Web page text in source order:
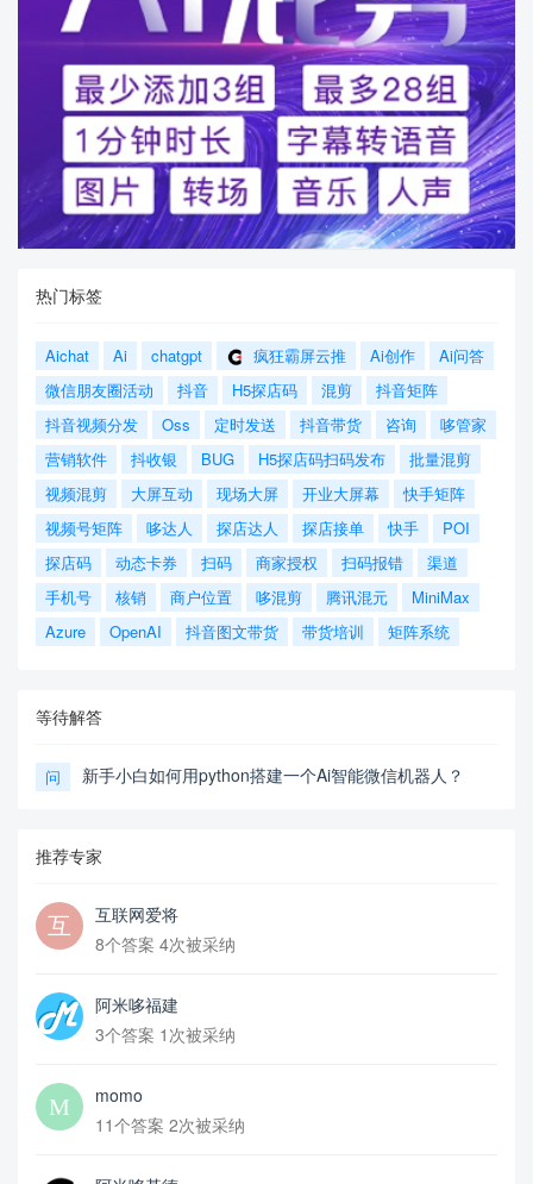
热门标签
Aichat Ai chatgpt 疯狂霸屏云推 Ai创作
Ai问答
微信朋友圈活动
抖音 H5探店码 混剪
抖音矩阵
抖音视频分发
Oss 定时发送 抖音带货 咨询
哆管家
营销软件
抖收银 BUG H5探店码扫码发布
批量混剪
视频混剪
大屏互动 现场大屏 开业大屏幕
快手矩阵
视频号矩阵
哆达人 探店达人 探店接单 快手
POI
探店码
动态卡券 扫码 商家授权 扫码报错
渠道
手机号
核销 商户位置 哆混剪 腾讯混元
MiniMax
Azure
OpenAI 抖音图文带货 带货培训 矩阵系统
等待解答
问 新手小白如何用python搭建一个Ai智能微信机器人？
推荐专家
互联网爱将
8个答案 4次被采纳
阿米哆福建
3个答案 1次被采纳
momo
11个答案 2次被采纳